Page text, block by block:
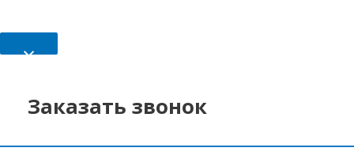
×
Заказать звонок